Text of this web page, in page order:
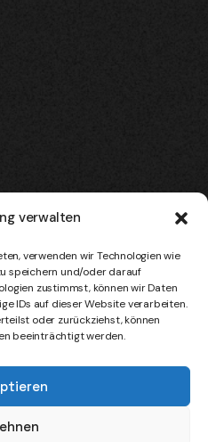
verwalten
verwenden wir Technologien wie
speichern und/oder darauf
zustimmst, können wir Daten
IDs auf dieser Website verarbeiten.
oder zurückziehst, können
beeinträchtigt werden.
Bad Honnef